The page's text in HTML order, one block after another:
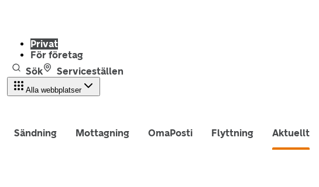
Privat
För företag
Sök
Serviceställen
Alla webbplatser
Sändning Mottagning OmaPosti Flyttning Aktuellt